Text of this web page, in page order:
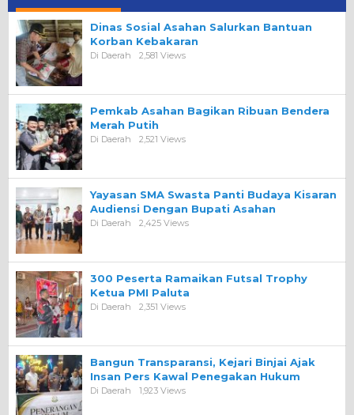
Dinas Sosial Asahan Salurkan Bantuan
Korban Kebakaran
Di Daerah 2,581 Views
Pemkab Asahan Bagikan Ribuan Bendera
Merah Putih
Di Daerah 2,521 Views
Yayasan SMA Swasta Panti Budaya Kisaran
Audiensi Dengan Bupati Asahan
Di Daerah 2,425 Views
300 Peserta Ramaikan Futsal Trophy
Ketua PMI Paluta
Di Daerah 2,351 Views
Bangun Transparansi, Kejari Binjai Ajak
Insan Pers Kawal Penegakan Hukum
Di Daerah 1,923 Views